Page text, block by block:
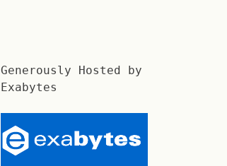
Generously Hosted by
Exabytes